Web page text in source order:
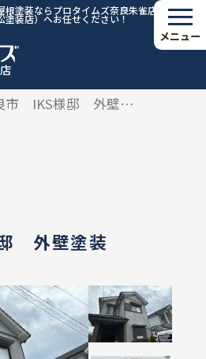
根塗装ならプロタイムズ奈良朱雀店・生駒
塗装店）へお任せください！
メニュー
奈良市 IKS様邸 外壁塗装
外壁塗装